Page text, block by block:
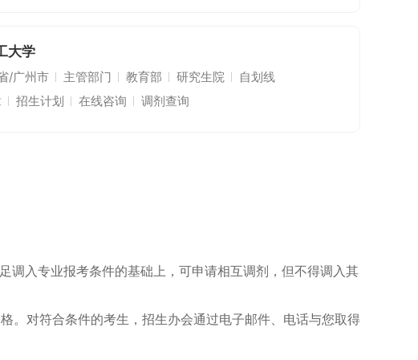
大学
/广州市 主管部门 教育部 研究生院
自划线
招生计划 在线咨询 调剂查询
调入专业报考条件的基础上，可申请相互调剂，但不得调入其
。对符合条件的考生，招生办会通过电子邮件、电话与您取得